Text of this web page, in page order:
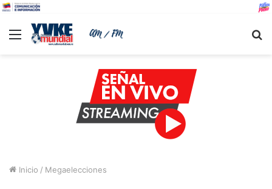
Menu
Inicio / Megaelecciones